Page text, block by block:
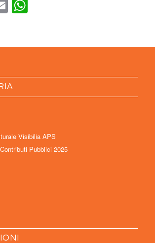
EmailWhatsApp
Visibilia APS
Pubblici 2025